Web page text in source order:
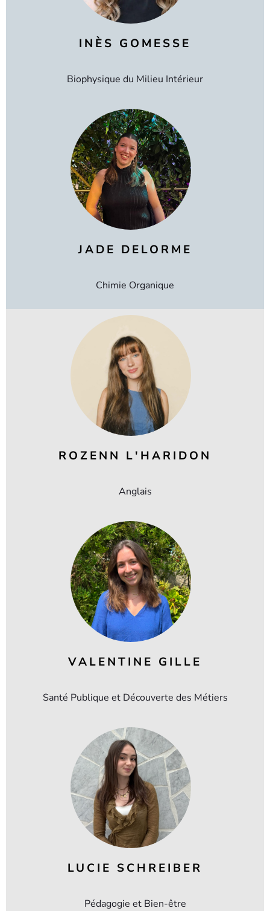
INÈS GOMESSE
Biophysique du Milieu Intérieur
JADE DELORME
Chimie Organique
ROZENN L'HARIDON
Anglais
VALENTINE GILLE
Santé Publique et Découverte des Métiers
LUCIE SCHREIBER
Pédagogie et Bien-être